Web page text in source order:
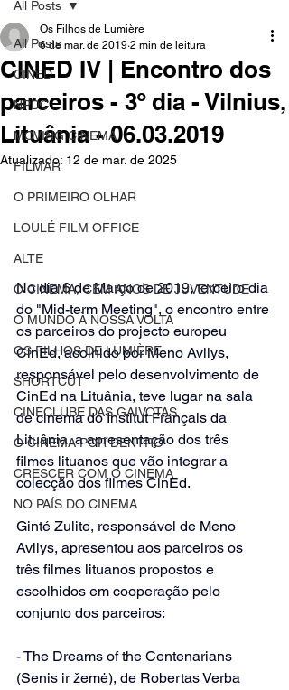
All Posts
CINED
NPDC
MOVING CINEMA
FILMAR
O PRIMEIRO OLHAR
LOULÉ FILM OFFICE
ALTE
O CINEMA, CEM ANOS DE JUVENTUDE
O MUNDO À NOSSA VOLTA
OS FILHOS DE LUMIÈRE
SHORTCUT
CINECLUBE DAS GAIVOTAS
O CINEMA POR DENTRO
CRESCER COM O CINEMA
NO PAÍS DO CINEMA
All Posts
CINED IV | Encontro dos
parceiros - 3º dia - Vilnius,
Lituânia - 06.03.2019
Os Filhos de Lumière
6 de mar. de 2019 2 min de leitura
Atualizado: 12 de mar. de 2025
No dia 6 de Março de 2019, terceiro dia
do "Mid-term Meeting", o encontro entre
os parceiros do projecto europeu
CinEd, acolhido por Meno Avilys,
responsável pelo desenvolvimento de
CinEd na Lituânia, teve lugar na sala
de cinema do Institut Français da
Lituânia, a apresentação dos três
filmes lituanos que vão integrar a
colecção dos filmes CinEd.
Ginté Zulite, responsável de Meno
Avilys, apresentou aos parceiros os
três filmes lituanos propostos e
escolhidos em cooperação pelo
conjunto dos parceiros:
- The Dreams of the Centenarians
(Senis ir žemė), de Robertas Verba